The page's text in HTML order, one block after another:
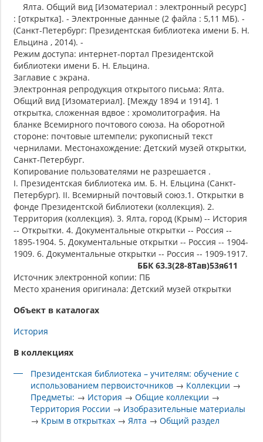
Ялта. Общий вид [Изоматериал : электронный ресурс]
: [открытка]. - Электронные данные (2 файла : 5,11 МБ). -
(Санкт-Петербург: Президентская библиотека имени Б. Н.
Ельцина , 2014). -
Режим доступа: интернет-портал Президентской
библиотеки имени Б. Н. Ельцина.
Заглавие с экрана.
Электронная репродукция открытого письма: Ялта.
Общий вид [Изоматериал]. [Между 1894 и 1914]. 1
открытка, сложенная вдвое : хромолитография. На
бланке Всемирного почтового союза. На оборотной
стороне: почтовые штемпели; рукописный текст
чернилами. Местонахождение: Детский музей открытки,
Санкт-Петербург.
Копирование пользователями не разрешается .
I. Президентская библиотека им. Б. Н. Ельцина (Санкт-
Петербург). II. Всемирный почтовый союз.1. Открытки в
фонде Президентской библиотеки (коллекция). 2.
Территория (коллекция). 3. Ялта, город (Крым) -- История
-- Открытки. 4. Документальные открытки -- Россия --
1895-1904. 5. Документальные открытки -- Россия -- 1904-
1909. 6. Документальные открытки -- Россия -- 1909-1917.
ББК 63.3(28-8Тав)53я611
Источник электронной копии: ПБ
Место хранения оригинала: Детский музей открытки
Объект в каталогах
История
В коллекциях
Президентская библиотека – учителям: обучение с
использованием первоисточников → Коллекции →
Предметы: → История →Общие коллекции →
Территория России → Изобразительные материалы
→ Крым в открытках → Ялта →Общий раздел